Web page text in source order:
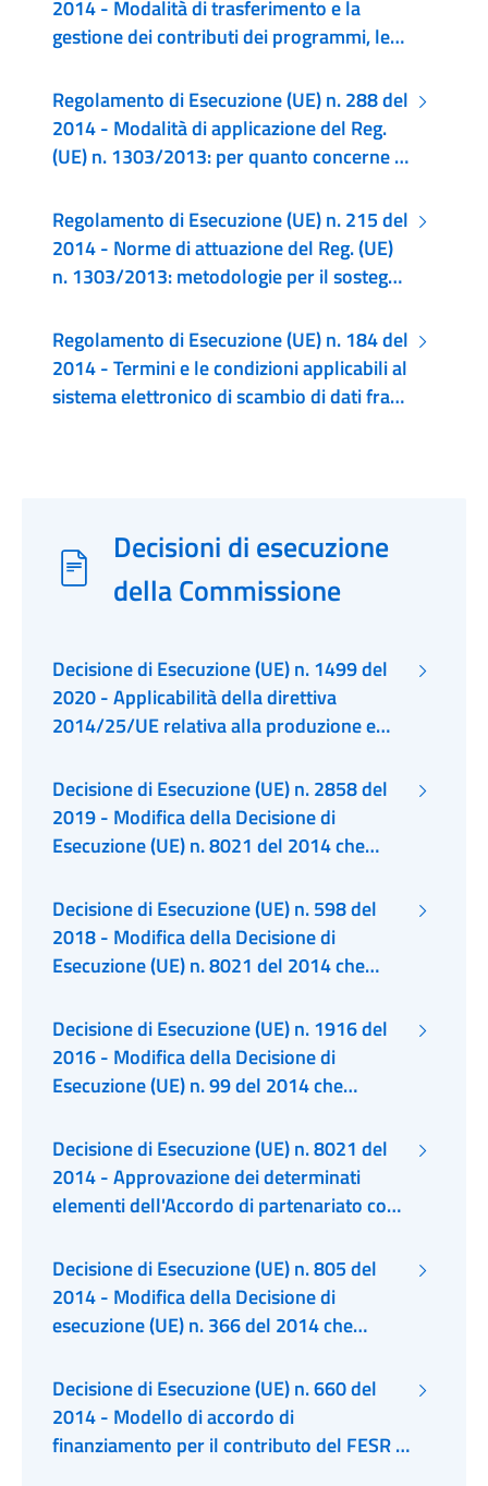
2014 - Modalità di trasferimento e la
gestione dei contributi dei programmi, le
caratteristiche tecniche delle misure di
informazione e di comunicazione per le
operazioni e il sistema di registrazione e
Regolamento di Esecuzione (UE) n. 288 del
2014 - Modalità di applicazione del Reg.
(UE) n. 1303/2013: per quanto concerne il
nell'ambito dell'obiettivo Investimenti in
favore della crescita e dell'occupazione e
recante modalità di applicazione del
regolamento (UE) n. 1299/2013 recante
disposizioni specifiche per il sostegno del
FESR all'obiettivo CTE per quanto riguarda
il modello per i programmi di
cooperazione
Regolamento di Esecuzione (UE) n. 215 del
2014 - Norme di attuazione del Reg. (UE)
n. 1303/2013: metodologie per il sostegno
determinazione dei target intermedi e
finali (efficacia dell'attuazione) e
nomenclatura delle categorie di intervento
Regolamento di Esecuzione (UE) n. 184 del
2014 - Termini e le condizioni applicabili al
sistema elettronico di scambio di dati fra
Decisioni di esecuzione
della Commissione
Decisione di Esecuzione (UE) n. 1499 del
2020 - Applicabilità della direttiva
2014/25/UE relativa alla produzione e
da fonti rinnovabili in Italia
Decisione di Esecuzione (UE) n. 2858 del
2019 - Modifica della Decisione di
Esecuzione (UE) n. 8021 del 2014 che
di partenariato con l'Italia
Decisione di Esecuzione (UE) n. 598 del
2018 - Modifica della Decisione di
Esecuzione (UE) n. 8021 del 2014 che
di partenariato con l'Italia
Decisione di Esecuzione (UE) n. 1916 del
2016 - Modifica della Decisione di
Esecuzione (UE) n. 99 del 2014 che
al finanziamento del FESR e FSE nonché
degli Stati membri ammessi a beneficiare
del finanziamento del FC
Decisione di Esecuzione (UE) n. 8021 del
2014 - Approvazione dei determinati
elementi dell'Accordo di partenariato con
Decisione di Esecuzione (UE) n. 805 del
2014 - Modifica della Decisione di
esecuzione (UE) n. 366 del 2014 che
cooperazione e indica l'importo globale
del sostegno complessivo del FESR per
ciascun programma nell'ambito
Decisione di Esecuzione (UE) n. 660 del
2014 - Modello di accordo di
finanziamento per il contributo del FESR e